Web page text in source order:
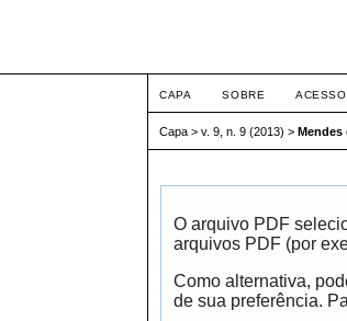
CAPA SOBRE ACESSO
Capa >v. 9, n. 9 (2013) >Mendes
O arquivo PDF
arquivos PDF (por
Como alternativa,
de sua preferência.